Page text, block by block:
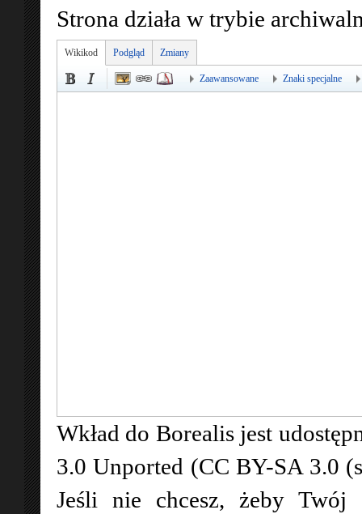
Strona działa w trybie
Wikikod Podgląd Zmiany
Zaawansowane Znaki specjalne
Wkład do Borealis jest
3.0 Unported (CC BY-SA 3.0
Jeśli nie chcesz, żeby Twój